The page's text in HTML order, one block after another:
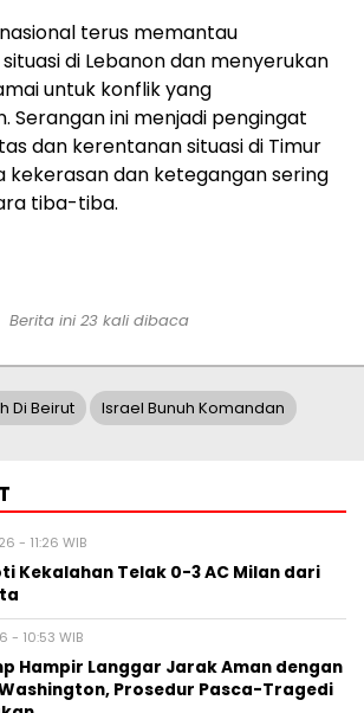
terus memantau
di Lebanon dan menyerukan
untuk konflik yang
Serangan ini menjadi pengingat
dan kerentanan situasi di Timur
kekerasan dan ketegangan sering
tiba-tiba.
Berita ini 23 kali dibaca
Di Beirut Israel Bunuh Komandan
- 11:26 WIB
Kekalahan Telak 0-3 AC Milan dari
- 10:53 WIB
Hampir Langgar Jarak Aman dengan
Prosedur Pasca-Tragedi